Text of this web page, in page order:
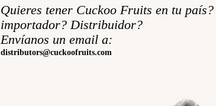
Quieres tener Cuckoo Fruits en tu país?
importador? Distribuidor?
Envíanos un email a:
distributors@cuckoofruits.com